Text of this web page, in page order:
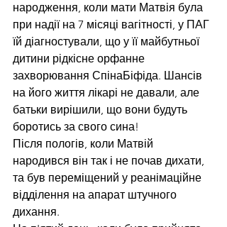
народження, коли мати Матвія була
при надії на 7 місяці вагітності, у ПАГ
їй діагностували, що у її майбутньої
дитини рідкісне орфанне
захворювання СпінаБіфіда. Шансів
на його життя лікарі не давали, але
батьки вирішили, що вони будуть
боротись за свого сина!
Після пологів, коли Матвій
народився він так і не почав дихати,
та був переміщений у реанімаційне
відділення на апарат штучного
дихання.